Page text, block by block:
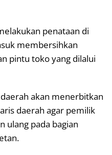
penataan di
membersihkan
pintu toko yang dilalui
akan menerbitkan
daerah agar pemilik
ulang pada bagian